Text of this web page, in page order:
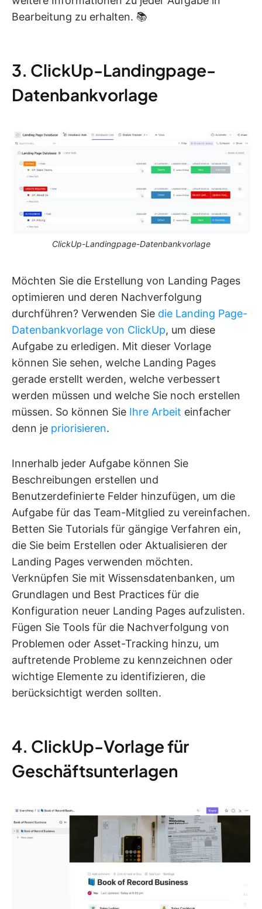
Bearbeitung zu erhalten. 📚
3. ClickUp-Landingpage-
Datenbankvorlage
ClickUp-Landingpage-Datenbankvorlage
Möchten Sie die Erstellung von Landing Pages
optimieren und deren Nachverfolgung
durchführen? Verwenden Sie die Landing Page-
Datenbankvorlage von ClickUp, um diese
Aufgabe zu erledigen. Mit dieser Vorlage
können Sie sehen, welche Landing Pages
gerade erstellt werden, welche verbessert
werden müssen und welche Sie noch erstellen
müssen. So können Sie Ihre Arbeit einfacher
denn je priorisieren.
Innerhalb jeder Aufgabe können Sie
Beschreibungen erstellen und
Benutzerdefinierte Felder hinzufügen, um die
Aufgabe für das Team-Mitglied zu vereinfachen.
Betten Sie Tutorials für gängige Verfahren ein,
die Sie beim Erstellen oder Aktualisieren der
Landing Pages verwenden möchten.
Verknüpfen Sie mit Wissensdatenbanken, um
Grundlagen und Best Practices für die
Konfiguration neuer Landing Pages aufzulisten.
Fügen Sie Tools für die Nachverfolgung von
Problemen oder Asset-Tracking hinzu, um
auftretende Probleme zu kennzeichnen oder
wichtige Elemente zu identifizieren, die
berücksichtigt werden sollten.
4. ClickUp-Vorlage für
Geschäftsunterlagen